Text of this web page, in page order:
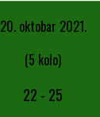
20. oktobar 2021.
(5 kolo)
22 - 25